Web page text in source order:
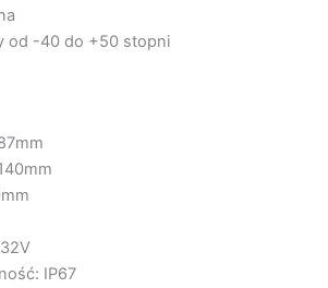
od -40 do +50 stopni
IP67